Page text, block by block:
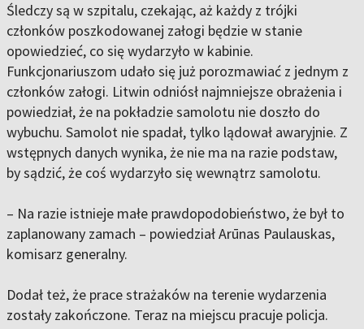
Śledczy są w szpitalu, czekając, aż każdy z trójki
członków poszkodowanej załogi będzie w stanie
opowiedzieć, co się wydarzyło w kabinie.
Funkcjonariuszom udało się już porozmawiać z jednym z
członków załogi. Litwin odniósł najmniejsze obrażenia i
powiedział, że na pokładzie samolotu nie doszło do
wybuchu. Samolot nie spadał, tylko lądował awaryjnie. Z
wstępnych danych wynika, że nie ma na razie podstaw,
by sądzić, że coś wydarzyło się wewnątrz samolotu.
– Na razie istnieje małe prawdopodobieństwo, że był to
zaplanowany zamach – powiedział Arūnas Paulauskas,
komisarz generalny.
Dodał też, że prace strażaków na terenie wydarzenia
zostały zakończone. Teraz na miejscu pracuje policja.